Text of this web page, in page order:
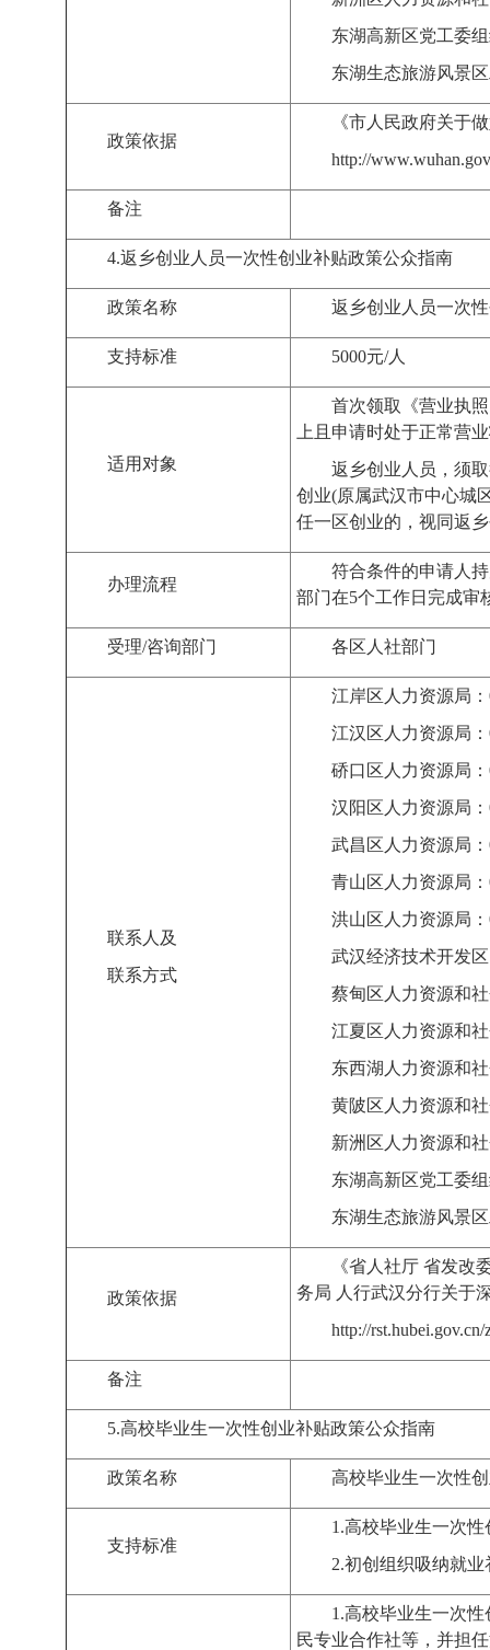
东湖高新区党工委
东湖生态旅游风景
政策依据
《市人民政府关于
http://
备注
4.返乡创业人员一次性创业补贴政策公众指南
政策名称 返乡创业人员一次
支持标准 5000元/人
适用对象
首次领取《营业执
上且申请时处于正常营
返乡创业人员，须
创业(原属武汉市中心城
任一区创业的，视同返
办理流程
符合条件的申请人
部门在5个工作日完成审
受理/咨询部门 各区 人社部门
联系人及
联系方式
江岸区人力资源局：
江汉区人力资源局：
硚口区人力资源局：
汉阳区人力资源局：
武昌区人力资源局：
青山区人力资源局：
洪山区人力资源局：
武汉经济技术开发
蔡甸区人力资源和
江夏区人力资源和
东西湖人力资源和
黄陂区人力资源和
新洲区人力资源和
东湖高新区党工委
东湖生态旅游风景
政策依据
《省人社厅 省发改
务局 人行武汉分行关于
http://
备注
5.高校毕业生一次性创业补贴政策公众指南
政策名称 高校毕业生一次性
支持标准
1.高校毕业生一次性
2.初创组织吸纳就业
1.高校毕业生一次
民专业合作社等，并担